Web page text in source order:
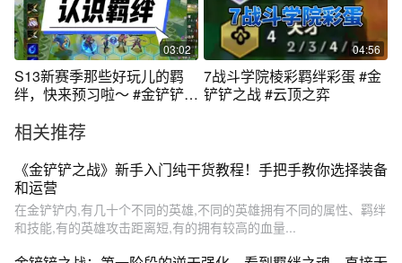
03:02
S13新赛季那些好玩儿的羁
绊，快来预习啦～ #金铲铲之
04:56
7战斗学院棱彩羁绊彩蛋 #金
铲铲之战 #云顶之弈
相关推荐
《金铲铲之战》新手入门纯干货教程！手把手教你选择装备
和运营
在金铲铲内,有几十个不同的英雄,不同的英雄拥有不同的属性、羁绊
和技能,有的英雄攻击距离短,有的拥有较高的血量...